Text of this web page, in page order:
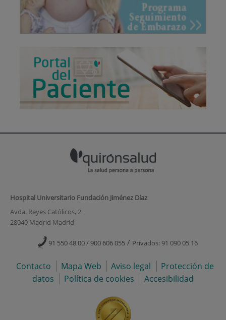
Hospital Universitario Fundación Jiménez Díaz
Avda. Reyes Católicos, 2
28040 Madrid Madrid
91 550 48 00 / 900 606 055 / Privados: 91 090 05 16
Contacto Mapa Web Aviso legal
Protección de
datos
Política de cookies Accesibilidad